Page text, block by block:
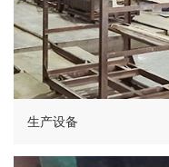
生产设备